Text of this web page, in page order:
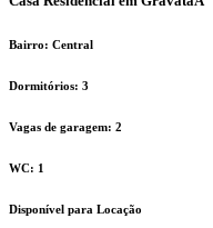
Bairro: Central
Dormitórios: 3
Vagas de garagem: 2
WC: 1
Disponível para Locação